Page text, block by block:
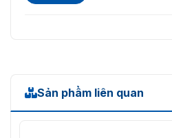
Sản phẩm liên quan